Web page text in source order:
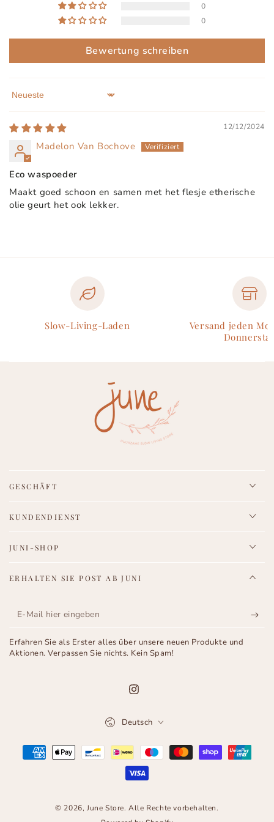
0
0
Bewertung schreiben
Sort by
12/12/2024
Madelon Van Bochove
Eco waspoeder
Maakt goed schoon en samen met het flesje etherische
olie geurt het ook lekker.
Slow-Living-Laden
Versand jeden
GESCHÄFT
KUNDENDIENST
JUNI-SHOP
ERHALTEN SIE POST AB JUNI
E-
hier
Erfahren Sie als Erster alles über unsere neuen Produkte und
Aktionen. Verpassen Sie nichts. Kein Spam!
Instagram
© 2026,June Store. Alle Rechte vorbehalten.
Deutsch
Zahlungsmöglichkeiten